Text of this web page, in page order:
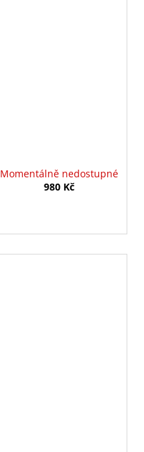
Momentálně nedostupné
980 Kč